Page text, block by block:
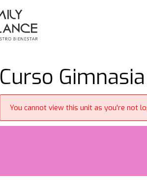
Curso
You cannot view this unit as you're not